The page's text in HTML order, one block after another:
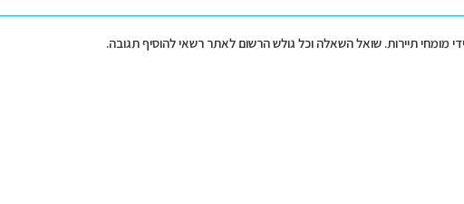
מומחי תיירות. שואל השאלה וכל גולש הרשום לאתר רשאי להוסיף תגובה.